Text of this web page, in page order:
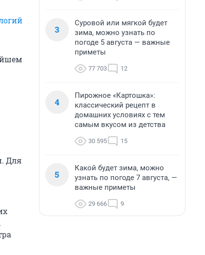
Для
3
Суровой или мягкой будет
зима, можно узнать по
погоде 5 августа — важные
приметы
77 703 12
4
Пирожное «Картошка»:
классический рецепт в
домашних условиях с тем
самым вкусом из детства
30 595 15
5
Какой будет зима, можно
узнать по погоде 7 августа, —
важные приметы
29 666 9